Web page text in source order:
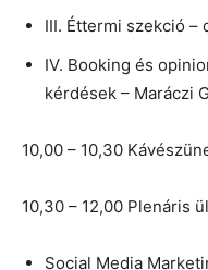
III. Éttermi szekció –
IV. Booking és
kérdések – Maráczi
10,00 – 10,30
10,30 – 12,00 Plenáris
Social Media